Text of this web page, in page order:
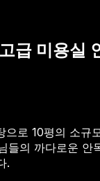
급 미용실
로 10평의 소
의 까다로운 안
.